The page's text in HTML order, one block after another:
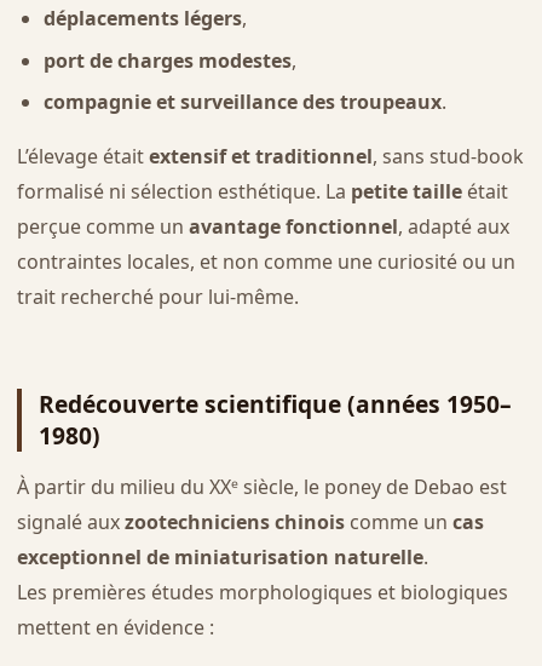
déplacements légers,
port de charges modestes,
compagnie et surveillance des troupeaux.
L’élevage étaitextensif et traditionnel, sans stud-book
formalisé ni sélection esthétique. La petite tailleétait
perçue comme un avantage fonctionnel, adapté aux
contraintes locales, et non comme une curiosité ou un
trait recherché pour lui-même.
Redécouverte scientifique (années 1950–
1980)
À partir du milieu du XXᵉ siècle, le poney de Debao est
signalé auxzootechniciens chinoiscomme un cas
exceptionnel de miniaturisation naturelle.
Les premières études morphologiques et biologiques
mettent en évidence :